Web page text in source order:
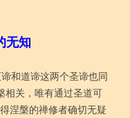
无知
和道谛这两个圣谛也同
关，唯有通过圣道可
涅槃的禅修者确切无疑